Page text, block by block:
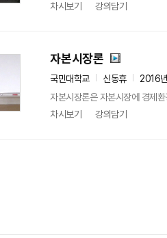
차시보기
강의담기
자본시장론
국민대학교 신동휴
2016
자본시장론은 자본시장에 경제
차시보기
강의담기